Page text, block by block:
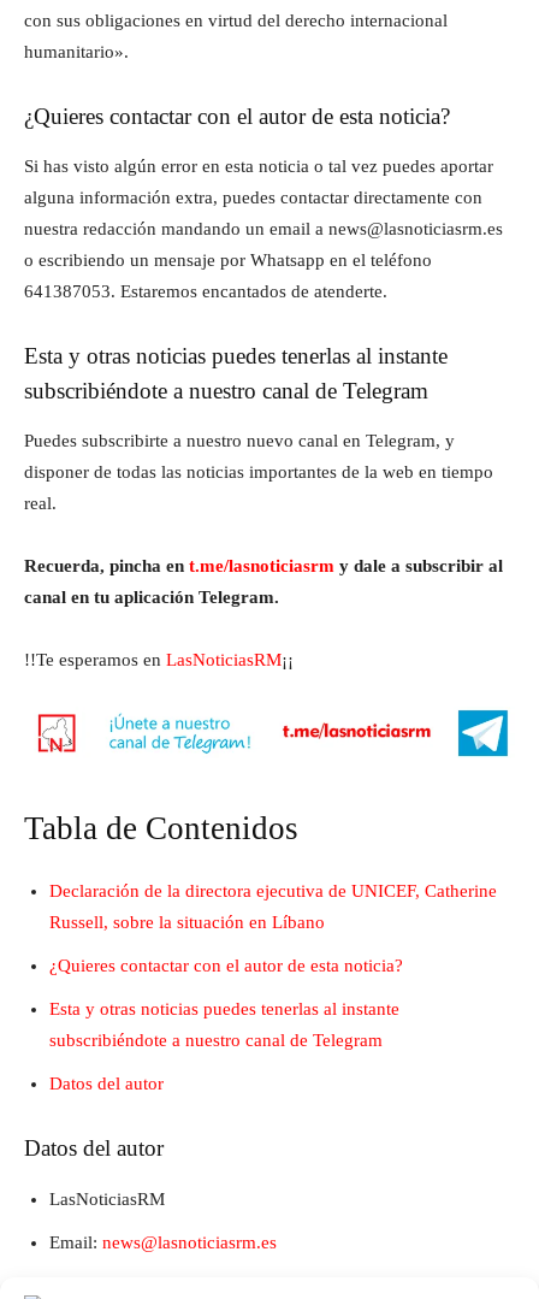
con sus obligaciones en virtud del derecho internacional
humanitario».
¿Quieres contactar con el autor de esta noticia?
Si has visto algún error en esta noticia o tal vez puedes aportar
alguna información extra, puedes contactar directamente con
nuestra redacción mandando un email a news@lasnoticiasrm.es
o escribiendo un mensaje por Whatsapp en el teléfono
641387053. Estaremos encantados de atenderte.
Esta y otras noticias puedes tenerlas al instante
subscribiéndote a nuestro canal de Telegram
Puedes subscribirte a nuestro nuevo canal en Telegram, y
disponer de todas las noticias importantes de la web en tiempo
real.
Recuerda, pincha en t.me/lasnoticiasrm y dale a subscribir al
canal en tu aplicación Telegram.
!!Te esperamos en LasNoticiasRM¡¡
Tabla de Contenidos
Declaración de la directora ejecutiva de UNICEF, Catherine
Russell, sobre la situación en Líbano
¿Quieres contactar con el autor de esta noticia?
Esta y otras noticias puedes tenerlas al instante
subscribiéndote a nuestro canal de Telegram
Datos del autor
Datos del autor
LasNoticiasRM
Email: news@lasnoticiasrm.es